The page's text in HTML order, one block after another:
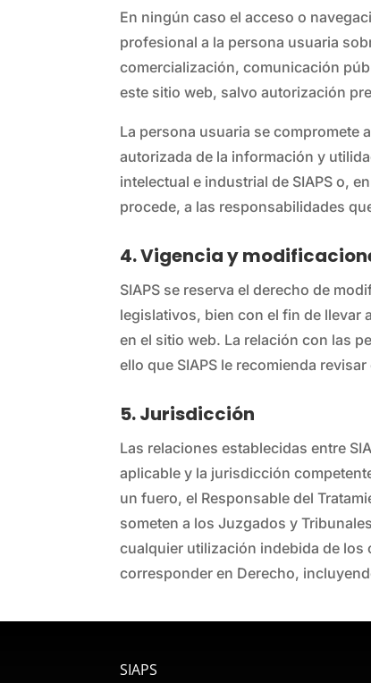
En ningún caso el acceso o
profesional a la persona usuaria
comercialización, comunicación
este sitio web, salvo autorización
La persona usuaria se compromete
autorizada de la información y
intelectual e industrial de SIAPS o,
procede, a las responsabilidades
4. Vigencia y
SIAPS se reserva el derecho de
legislativos, bien con el fin de llevar
en el sitio web. La relación con las
ello que SIAPS le recomienda
5. Jurisdicción
Las relaciones establecidas entre
aplicable y la jurisdicción
un fuero, el Responsable del
someten a los Juzgados y
cualquier utilización indebida de los
corresponder en Derecho,
SIAPS